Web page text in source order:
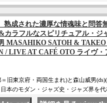
熟成された濃厚な情魂味と問
カラフルなスピリチュアル・
MASAHIKO SATOH &
LIVE AT CAFÉ OTO ライヴ・
旧東京府・両国生まれ)と森山威男
本のモダン・ジャズ史・ジャズ界を